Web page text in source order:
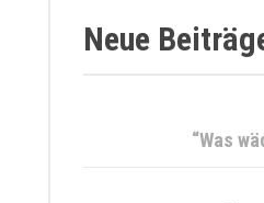
Neue
“Was